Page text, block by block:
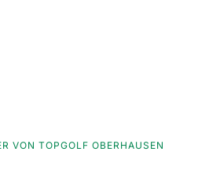
VON TOPGOLF OBERHAUSEN